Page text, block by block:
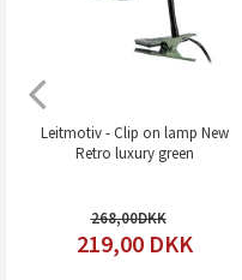
Leitmotiv - Clip on lamp New
Retro luxury green
268,00
219,00 DKK